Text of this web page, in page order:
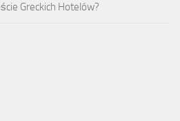
Greckich Hotelów?